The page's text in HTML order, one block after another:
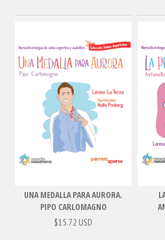
UNA MEDALLA PARA AURORA.
PIPO CARLOMAGNO
$15.72 USD